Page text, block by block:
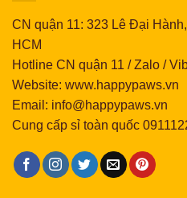
CN quận 11: 323 Lê Đại
HCM
Hotline CN quận 11 / Zalo /
Website: www.happypaws.vn
Email: info@happypaws.vn
Cung cấp sỉ toàn quốc